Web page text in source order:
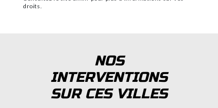
droits.
NOS
INTERVENTIONS
SUR CES VILLES